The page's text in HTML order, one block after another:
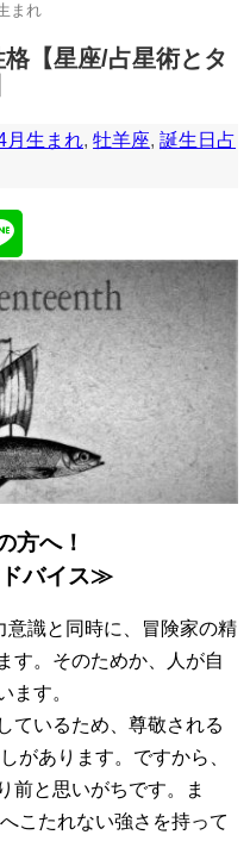
まれ
【星座/占星術とタ
月生まれ,牡羊座,誕生日占
方へ！
バイス≫
意識と同時に、冒険家の精
す。そのためか、人が自
ます。
ているため、尊敬される
があります。ですから、
前と思いがちです。ま
こたれない強さを持って